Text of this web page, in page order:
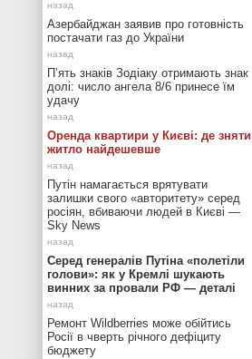
Азербайджан заявив про готовність
постачати газ до України
П’ять знаків Зодіаку отримають знак
долі: число ангела 8/6 принесе їм
удачу
Оренда квартири у Києві: де зняти
житло найдешевше
Путін намагається врятувати
залишки свого «авторитету» серед
росіян, вбиваючи людей в Києві —
Sky News
Серед генералів Путіна «полетіли
голови»: як у Кремлі шукають
винних за провали РФ — деталі
Ремонт Wildberries може обійтись
Росії в чверть річного дефіциту
бюджету